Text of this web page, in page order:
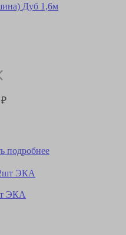
Дуб 1,6м
₽
подробнее
ЭКА